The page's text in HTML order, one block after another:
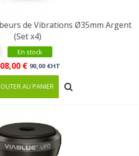
de Vibrations Ø35mm Argent
(Set x4)
En stock
€ 90,00 €HT
AU PANIER